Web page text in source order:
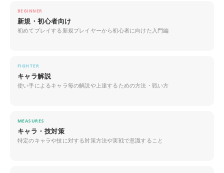
BEGINNER
新規・初心者向け
初めてプレイする新規プレイヤーから初心者に向けた入門編
FIGHTER
キャラ解説
使い手によるキャラ毎の解説や上達するための方法・戦い方
MEASURES
キャラ・技対策
特定のキャラや技に対する対策方法や実戦で意識すること